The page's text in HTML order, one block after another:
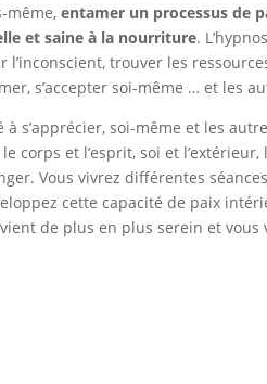
même, entamer un processus de
et saine à la nourriture.
l’inconscient, trouver les
s’accepter soi-même … et les
s’apprécier, soi-même et les
corps et l’esprit, soi et
Vous vivrez différentes
cette capacité de paix
de plus en plus serein et vous